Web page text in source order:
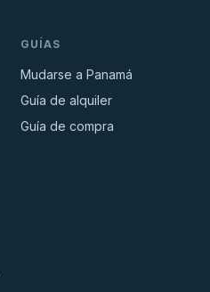
GUÍAS
Mudarse a Panamá
Guía de alquiler
Guía de compra